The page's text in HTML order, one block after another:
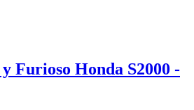
Furioso Honda S2000 -